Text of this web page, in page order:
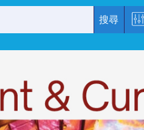
搜尋